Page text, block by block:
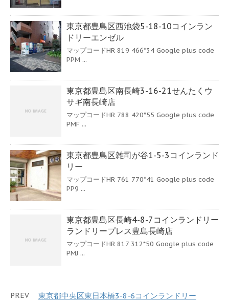
東京都豊島区西池袋5-18-10コインラン
ドリーエンゼル
マップコードHR 819 466*34 Google plus code
PPM ...
東京都豊島区南長崎3-16-21せんたくウ
サギ南長崎店
マップコードHR 788 420*55 Google plus code
PMF ...
東京都豊島区雑司が谷1-5-3コインランド
リー
マップコードHR 761 770*41 Google plus code
PP9 ...
東京都豊島区長崎4-8-7コインランドリー
ランドリープレス豊島長崎店
マップコードHR 817 312*50 Google plus code
PMJ ...
PREV 東京都中央区東日本橋3-8-6コインランドリー